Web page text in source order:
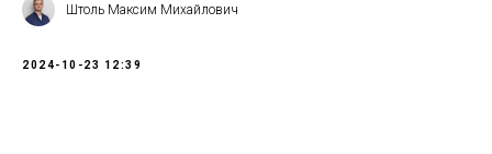
Штоль Максим Михайлович
2024-10-23 12:39